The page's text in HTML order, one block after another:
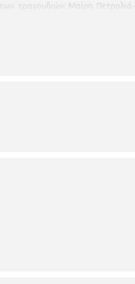
τραγουδιών: Μαίρη Πετρολιά-